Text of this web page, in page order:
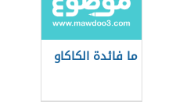
ما فائدة الكاكاو